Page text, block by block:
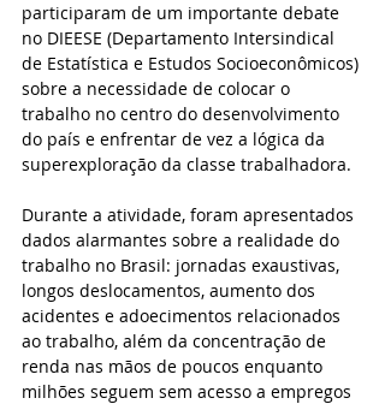
participaram de um importante debate
no DIEESE (Departamento Intersindical
de Estatística e Estudos Socioeconômicos)
sobre a necessidade de colocar o
trabalho no centro do desenvolvimento
do país e enfrentar de vez a lógica da
superexploração da classe trabalhadora.
Durante a atividade, foram apresentados
dados alarmantes sobre a realidade do
trabalho no Brasil: jornadas exaustivas,
longos deslocamentos, aumento dos
acidentes e adoecimentos relacionados
ao trabalho, além da concentração de
renda nas mãos de poucos enquanto
milhões seguem sem acesso a empregos